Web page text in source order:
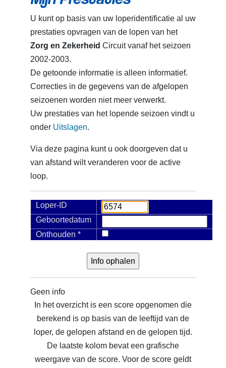
U kunt op basis van uw loperidentificatie al uw
prestaties opvragen van de lopen van het
Zorg en Zekerheid Circuit vanaf het seizoen
2002-2003.
De getoonde informatie is alleen informatief.
Correcties in de gegevens van de afgelopen
seizoenen worden niet meer verwerkt.
Uw prestaties van het lopende seizoen vindt u
onder Uitslagen.
Via deze pagina kunt u ook doorgeven dat u
van afstand wilt veranderen voor de active
loop.
Loper-ID
Geboortedatum
Onthouden *
Geen info
In het overzicht is een score opgenomen die
berekend is op basis van de leeftijd van de
loper, de gelopen afstand en de gelopen tijd.
De laatste kolom bevat een grafische
weergave van de score. Voor de score geldt